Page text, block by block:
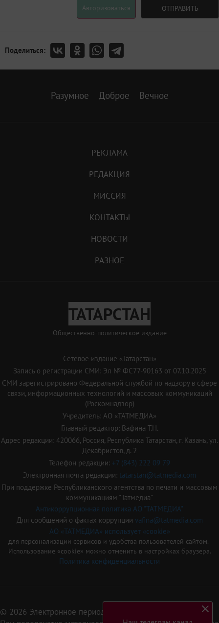
Авторизоваться ОТПРАВИТЬ
Поделиться:
Разумное Доброе Вечное
РЕКЛАМА
РЕДАКЦИЯ
МИССИЯ
КОНТАКТЫ
НОВОСТИ
РАЗНОЕ
ТАТАРСТАН
Общественно-политическое издание
Сетевое издание «Татарстан»
Запись о регистрации СМИ: Эл № ФС77-90163 от 07.10.2025
СМИ зарегистрировано Федеральной службой по надзору в сфере
связи, информационных технологий и массовых коммуникаций
(Роскомнадзор)
Учредитель: АО «ТАТМЕДИА»
Главный редактор: Вафина Т.Н.
Адрес редакции: 420066, Россия, Республика Татарстан, г. Казань, ул.
Декабристов, д. 2
Телефон редакции: +7 (843) 222 09 79
Электронная почта редакции: tatarstan@tatmedia.com
При поддержке Республиканского агентства по печати и массовым
коммуникациям "Татмедиа"
Антикоррупционная политика АО "ТАТМЕДИА"
Для сообщений о фактах коррупции vafina@tatmedia.com
АО «ТАТМЕДИА» использует «cookie»
для персонализации сервисов и удобства пользователей сайтом.
Использование «cookie» можно отменить в настройках браузера.
Политика конфиденциальности
© 2026 Электронное периодическое издание «Татарстан»